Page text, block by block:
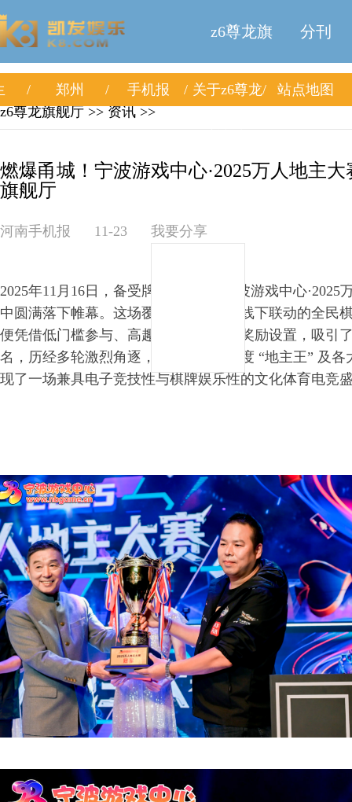
z6尊龙旗
舰厅
分刊
郑州 手机报 关于z6尊龙
站点地图
z6尊龙旗舰厅 >> 资讯 >>
燃爆甬城！宁波游戏中心·2025万人地主
旗舰厅
河南手机报 11-23 我要分享
2025年11月16日，备受牌友关注的 “宁波游戏中心·2025
中圆满落下帷幕。这场覆全宁波、线上线下联动的全民
便凭借低门槛参与、高趣味竞技、丰厚奖励设置，吸引
名，历经多轮激烈角逐，最终诞生了年度 “地主王” 及
现了一场兼具电子竞技性与棋牌娱乐性的文化体育电竞